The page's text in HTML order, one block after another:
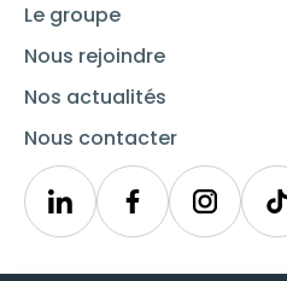
Le groupe
Nous rejoindre
Nos actualités
Nous contacter
LinkedinSynergieInstagram